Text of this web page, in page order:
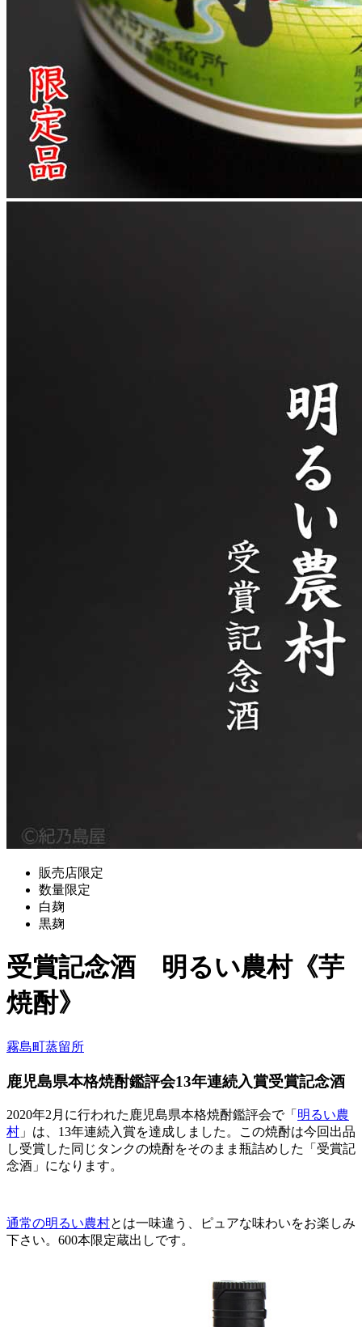
販売店限定
数量限定
白麹
黒麹
受賞記念酒 明るい農村《芋
焼酎》
霧島町蒸留所
鹿児島県本格焼酎鑑評会13年連続入賞受賞記念酒
2020年2月に行われた鹿児島県本格焼酎鑑評会で「 明るい農
村 」は、13年連続入賞を達成しました。この焼酎は今回出品
し受賞した同じタンクの焼酎をそのまま瓶詰めした「受賞記
念酒」になります。
通常の明るい農村とは一味違う、ピュアな味わいをお楽しみ
下さい。600本限定蔵出しです。